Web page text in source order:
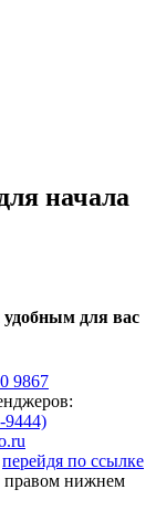
начала
для вас
9867
9444)
перейдя по ссылке
правом нижнем